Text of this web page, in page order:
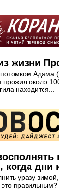
жизни
Адама
прожил около
находится...
когда дни
уразу
правильным?